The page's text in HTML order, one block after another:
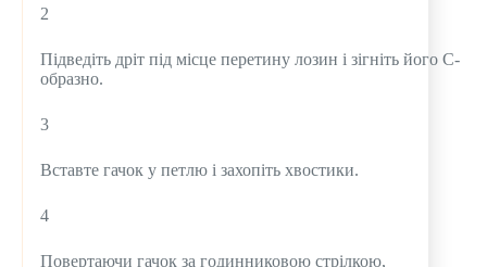
2
Підведіть дріт під місце перетину лозин і зігніть його С-
образно.
3
Вставте гачок у петлю і захопіть хвостики.
4
Повертаючи гачок за годинниковою стрілкою,